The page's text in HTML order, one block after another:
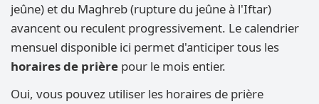
jeûne) et du Maghreb (rupture du jeûne à l'Iftar)
avancent ou reculent progressivement. Le calendrier
mensuel disponible ici permet d'anticiper tous les
horaires de prière pour le mois entier.
Oui, vous pouvez utiliser les horaires de prière